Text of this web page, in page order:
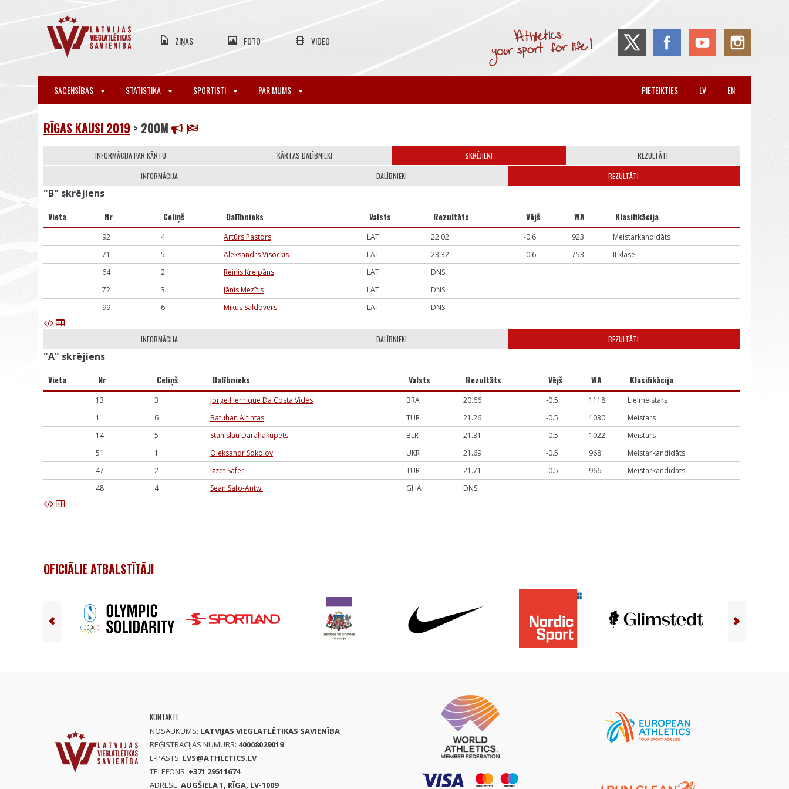
ZIŅAS FOTO VIDEO
SACENSĪBAS STATISTIKA SPORTISTI PAR MUMS EN
LV
PIETEIKTIES
RĪGAS KAUSI 2019 > 200M
INFORMĀCIJA PAR KĀRTU KĀRTAS DALĪBNIEKI SKRĒJIENI REZULTĀTI
INFORMĀCIJA DALĪBNIEKI REZULTĀTI
"B" skrējiens
Vieta Nr Celiņš Dalībnieks Valsts Rezultāts Vējš WA Klasifikācija
92 4 Artūrs Pastors LAT 22.02 -0.6 923
Meistarkandidāts
71
5 Aleksandrs Visockis LAT 23.32 -0.6 753
II klase
64
2 Reinis Kreipāns LAT
DNS
72
3 Jānis Mezītis LAT
DNS
99
6 Mikus Saldovers LAT DNS
INFORMĀCIJA DALĪBNIEKI REZULTĀTI
"A" skrējiens
Vieta Nr Celiņš Dalībnieks Valsts Rezultāts Vējš WA Klasifikācija
13 3 Jorge Henrique Da Costa Vides BRA 20.66 -0.5 1118
Lielmeistars
1
6 Batuhan Altintas TUR 21.26 -0.5 1030
Meistars
14
5 Stanislau Darahakupets BLR 21.31 -0.5 1022
Meistars
51
1 Oleksandr Sokolov UKR 21.69 -0.5 968
Meistarkandidāts
47
2 Izzet Safer TUR 21.71 -0.5 966
Meistarkandidāts
48
4 Sean Safo-Antwi GHA DNS
OFICIĀLIE ATBALSTĪTĀJI
KONTAKTI:
NOSAUKUMS: LATVIJAS VIEGLATLĒTIKAS SAVIENĪBA
REĢISTRĀCIJAS NUMURS: 40008029019
E-PASTS: LVS@ATHLETICS.LV
TELEFONS: +371 29511674
ADRESE: AUGŠIELA 1, RĪGA, LV-1009